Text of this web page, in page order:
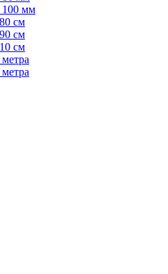
100 мм
см
см
см